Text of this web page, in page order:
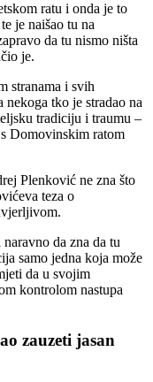
ratu i onda je to
je naišao tu na
da tu nismo ništa
je.
stranama i svih
tko je stradao na
tradiciju i traumu –
Domovinskim ratom
Plenković ne zna što
teza o
da zna da tu
samo jedna koja može
da u svojim
kontrolom nastupa
zauzeti jasan